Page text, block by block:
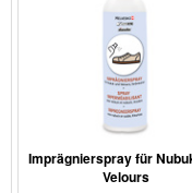
Imprägnierspray für
Velours